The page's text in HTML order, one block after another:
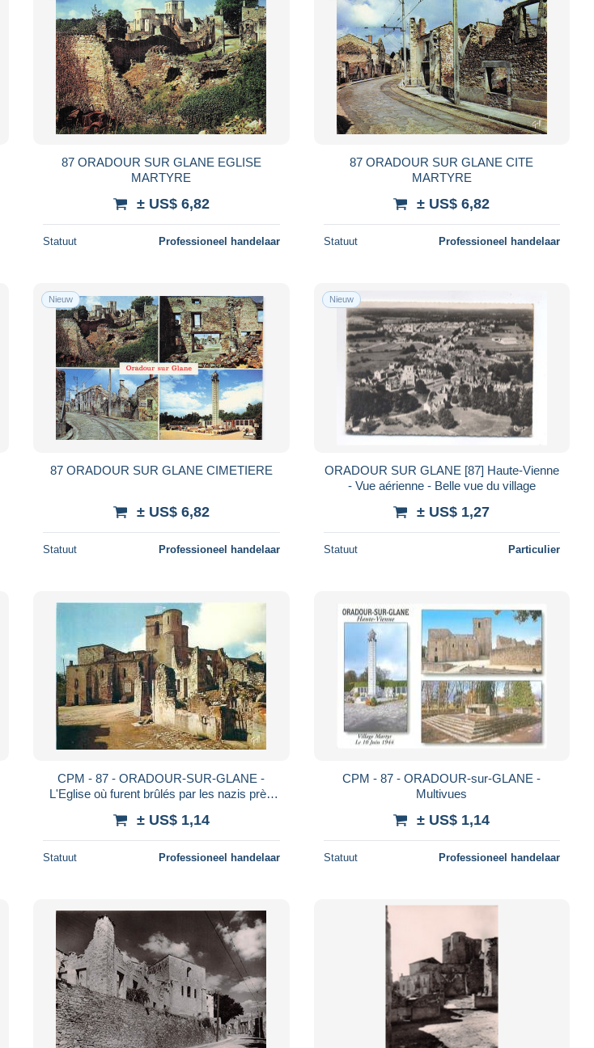
87 ORADOUR SUR GLANE EGLISE
MARTYRE
± US$ 6,82
Statuut Professioneel handelaar
87 ORADOUR SUR GLANE CITE
MARTYRE
± US$ 6,82
Statuut Professioneel handelaar
Nieuw
87 ORADOUR SUR GLANE CIMETIERE
± US$ 6,82
Statuut Professioneel handelaar
Nieuw
ORADOUR SUR GLANE [87] Haute-Vienne
- Vue aérienne - Belle vue du village
± US$ 1,27
Statuut Particulier
CPM - 87 - ORADOUR-SUR-GLANE -
L'Eglise où furent brûlés par les nazis près
± US$ 1,14
Statuut Professioneel handelaar
CPM - 87 - ORADOUR-sur-GLANE -
Multivues
± US$ 1,14
Statuut Professioneel handelaar